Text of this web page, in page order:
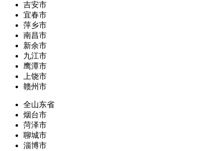
吉安市
宜春市
萍乡市
南昌市
新余市
九江市
鹰潭市
上饶市
赣州市
全山东省
烟台市
菏泽市
聊城市
淄博市